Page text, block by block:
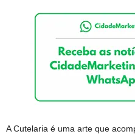
A Cutelaria é uma arte que